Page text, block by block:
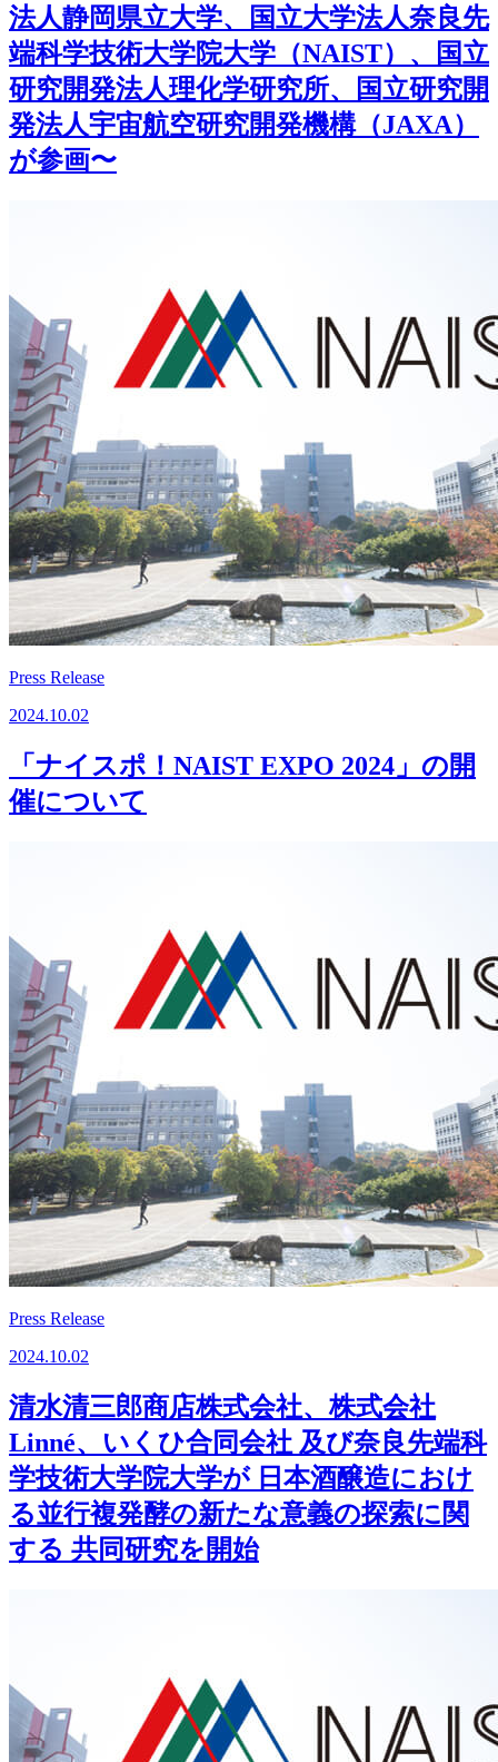
法人静岡県立大学、国立大学法人奈良先
端科学技術大学院大学（NAIST）、国立
研究開発法人理化学研究所、国立研究開
発法人宇宙航空研究開発機構（JAXA）
が参画〜
Press Release
2024.10.02
「ナイスポ！NAIST EXPO 2024」の開
催について
Press Release
2024.10.02
清水清三郎商店株式会社、株式会社
Linné、いくひ合同会社 及び奈良先端科
学技術大学院大学が 日本酒醸造におけ
る並行複発酵の新たな意義の探索に関
する 共同研究を開始